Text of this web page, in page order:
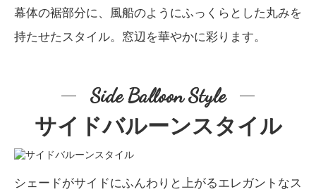
幕体の裾部分に、風船のようにふっくらとした丸みを
持たせたスタイル。 窓辺を華やかに彩ります。
Side Balloon Style
サイドバルーンスタイル
シェードがサイドにふんわりと上がるエレガントなス